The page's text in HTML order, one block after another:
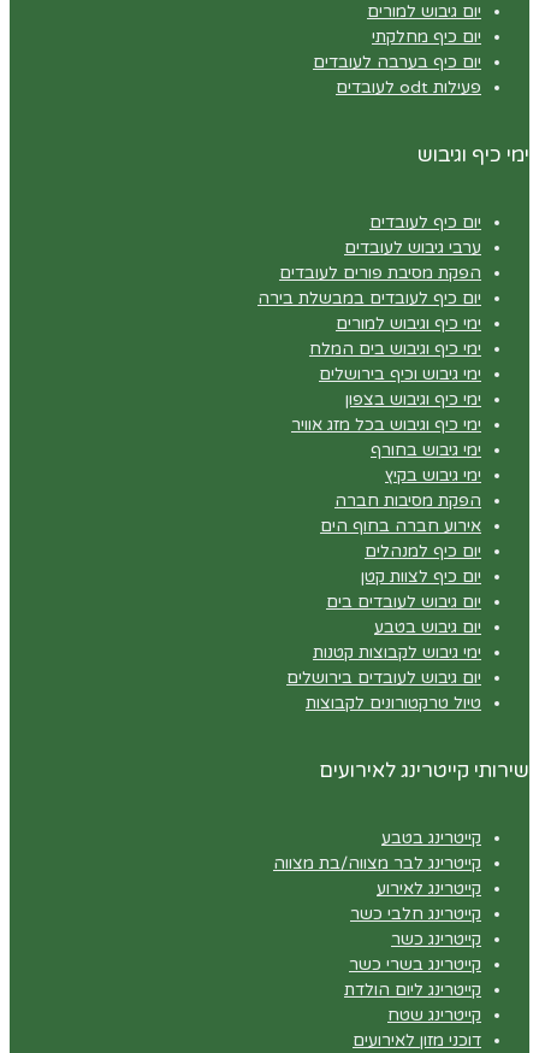
יום גיבוש למורים
יום כיף מחלקתי
יום כיף בערבה לעובדים
פעילות odt לעובדים
ימי כיף וגיבוש
יום כיף לעובדים
ערבי גיבוש לעובדים
הפקת מסיבת פורים לעובדים
יום כיף לעובדים במבשלת בירה
ימי כיף וגיבוש למורים
ימי כיף וגיבוש בים המלח
ימי גיבוש וכיף בירושלים
ימי כיף וגיבוש בצפון
ימי כיף וגיבוש בכל מזג אוויר
ימי גיבוש בחורף
ימי גיבוש בקיץ
הפקת מסיבות חברה
אירוע חברה בחוף הים
יום כיף למנהלים
יום כיף לצוות קטן
יום גיבוש לעובדים בים
יום גיבוש בטבע
ימי גיבוש לקבוצות קטנות
יום גיבוש לעובדים בירושלים
טיול טרקטורונים לקבוצות
שירותי קייטרינג לאירועים
קייטרינג בטבע
קייטרינג לבר מצווה/בת מצווה
קייטרינג לאירוע
קייטרינג חלבי כשר
קייטרינג כשר
קייטרינג בשרי כשר
קייטרינג ליום הולדת
קייטרינג שטח
דוכני מזון לאירועים